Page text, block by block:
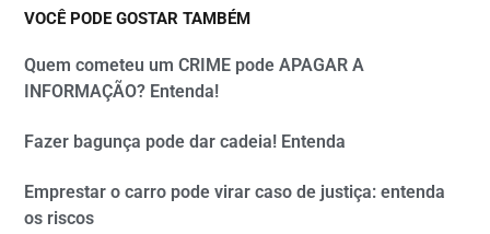
VOCÊ PODE GOSTAR TAMBÉM
Quem cometeu um CRIME pode APAGAR A
INFORMAÇÃO? Entenda!
Fazer bagunça pode dar cadeia! Entenda
Emprestar o carro pode virar caso de justiça: entenda
os riscos